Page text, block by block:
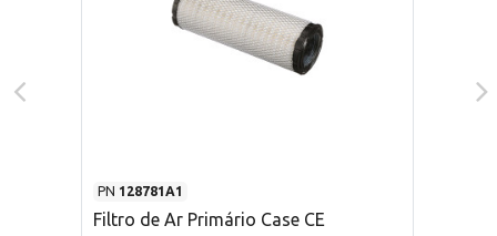
PN 128781A1
Filtro de Ar Primário Case CE